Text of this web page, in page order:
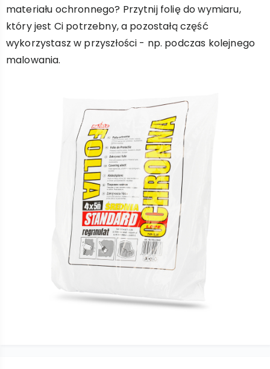
materiału ochronnego? Przytnij folię do wymiaru,
który jest Ci potrzebny, a pozostałą część
wykorzystasz w przyszłości - np. podczas kolejnego
malowania.